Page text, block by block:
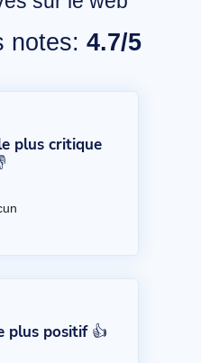
notes: 4.7/5
plus critique
plus positif 👍